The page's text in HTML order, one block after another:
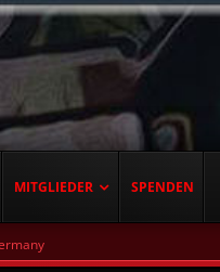
MITGLIEDER SPENDEN